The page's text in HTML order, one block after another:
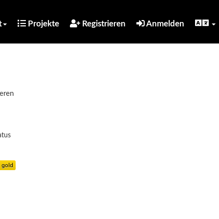
Projekte Registrieren Anmelden